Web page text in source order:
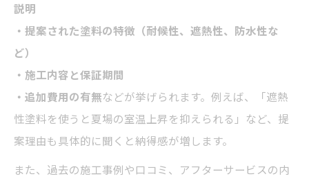
説明
・提案された塗料の特徴（耐候性、遮熱性、防水性な
ど）
・施工内容と保証期間
・追加費用の有無などが挙げられます。例えば、「遮熱
性塗料を使うと夏場の室温上昇を抑えられる」など、提
案理由も具体的に聞くと納得感が増します。
また、過去の施工事例や口コミ、アフターサービスの内